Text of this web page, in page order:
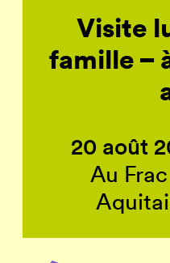
Visite
famille –
20 août
Au